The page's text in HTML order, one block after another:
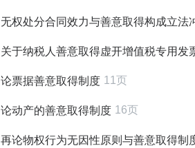
无权处分合同效力与善意取得构成立法
关于纳税人善意取得虚开增值税专用发
论票据善意取得制度 11页
论动产的善意取得制度 16页
再论物权行为无因性原则与善意取得制